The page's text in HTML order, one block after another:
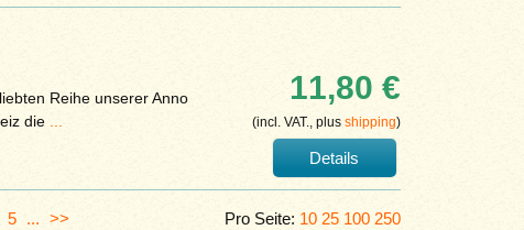
Reihe unserer Anno
die ...
11,80 €
(incl. VAT., plus shipping)
Details
Pro Seite: 10 25 100 250
5 ... >>